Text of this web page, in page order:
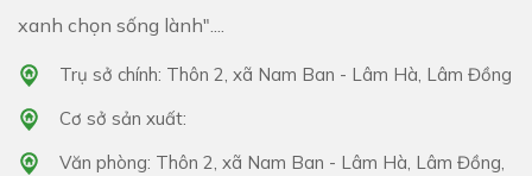
xanh chọn sống lành"....
Trụ sở chính: Thôn 2, xã Nam Ban - Lâm Hà, Lâm Đồng
Cơ sở sản xuất:
Văn phòng: Thôn 2, xã Nam Ban - Lâm Hà, Lâm Đồng,